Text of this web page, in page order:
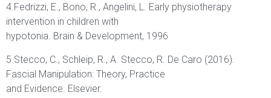
4.Fedrizzi, E., Bono, R., Angelini, L. Early physiotherapy
intervention in children with
hypotonia. Brain & Development, 1996
5.Stecco, C., Schleip, R., A. Stecco, R. De Caro (2016).
Fascial Manipulation: Theory, Practice
and Evidence. Elsevier.